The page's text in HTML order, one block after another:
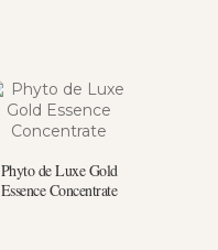
Phyto de Luxe Gold
Essence Concentrate